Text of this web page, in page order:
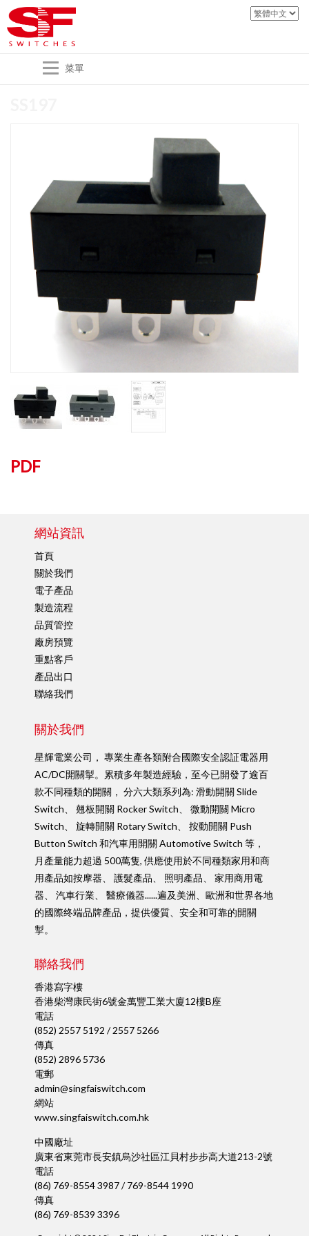
菜單
PDF
網站資訊
首頁
關於我們
電子產品
製造流程
品質管控
廠房預覽
重點客戶
產品出口
聯絡我們
關於我們
星輝電業公司， 專業生產各類附合國際安全認証電器用
AC/DC開關掣。累積多年製造經驗，至今已開發了逾百
款不同種類的開關， 分六大類系列為: 滑動開關 Slide
Switch、 翹板開關 Rocker Switch、 微動開關 Micro
Switch、 旋轉開關 Rotary Switch、 按動開關 Push
Button Switch 和汽車用開關 Automotive Switch 等，
月產量能力超過 500萬隻, 供應使用於不同種類家用和商
用產品如按摩器、 護髮產品、 照明產品、 家用商用電
器、 汽車行業、 醫療儀器......遍及美洲、歐洲和世界各地
的國際终端品牌產品，提供優質、安全和可靠的開關
掣。
聯絡我們
香港寫字樓
香港柴灣康民街6號金萬豐工業大廈12樓B座
電話
(852) 2557 5192 / 2557 5266
傳真
(852) 2896 5736
電郵
admin@singfaiswitch.com
網站
www.singfaiswitch.com.hk
中國廠址
廣東省東莞市長安鎮烏沙社區江貝村步步高大道213-2號
電話
(86) 769-8554 3987 / 769-8544 1990
傳真
(86) 769-8539 3396